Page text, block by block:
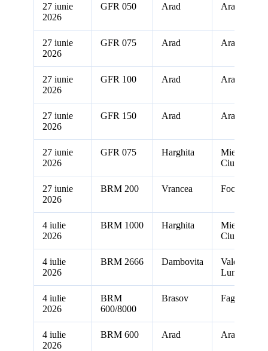
27 iunie
2026
GFR 050 Arad Arad
27 iunie
2026
GFR 075 Arad Arad
27 iunie
2026
GFR 100 Arad Arad
27 iunie
2026
GFR 150 Arad Arad
27 iunie
2026
GFR 075 Harghita
Miercurea
Ciuc
27 iunie
2026
BRM 200 Vrancea Focsani
4 iulie
2026
BRM 1000 Harghita
Miercurea
Ciuc
4 iulie
2026
BRM 2666 Dambovita
Valea
Lunga
4 iulie
2026
BRM
600/8000
Brasov Fagaras
4 iulie
2026
BRM 600 Arad Arad